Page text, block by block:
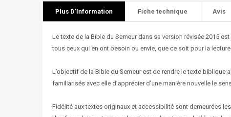
Plus D'Information Fiche technique Avis
Le texte de la Bible du Semeur dans sa version révisée 2015
tous ceux qui en ont besoin ou envie, que ce soit pour la
L’objectif de la Bible du Semeur est de rendre le texte
familiarisés avec elle d’apprécier d’une manière nouvelle le
Fidélité aux textes originaux et accessibilité sont demeurées